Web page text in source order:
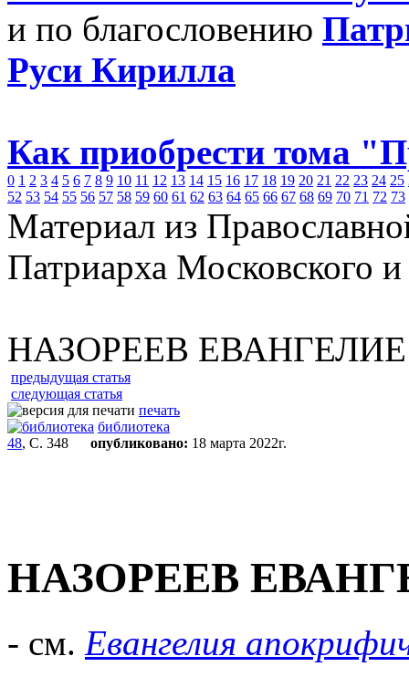
и по благословению
Руси Кирилла
Как приобрести тома
0 1 2 3 4 5 6 7 8 9 10 11 12 13 14 15 16 17 18 19 20 21 22 23 24 25
52 53 54 55 56 57 58 59 60 61 62 63 64 65 66 67 68 69 70 71 72 73
Материал из
Патриарха Московского
НАЗОРЕЕВ ЕВАНГЕЛИЕ
предыдущая статья
следующая статья
печать
библиотека
48, С. 348 опубликовано: 18 марта 2022г.
НАЗОРЕЕВ
- см. Евангелия